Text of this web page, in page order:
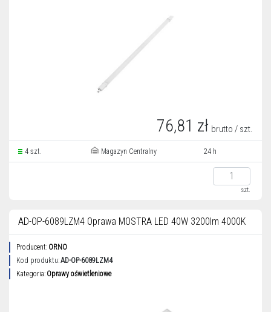
76,81 zł brutto / szt.
4 szt. Magazyn Centralny 24 h
szt.
AD-OP-6089LZM4 Oprawa MOSTRA LED 40W 3200lm 4000K
Producent: ORNO
Kod produktu:AD-OP-6089LZM4
Kategoria: Oprawy oświetleniowe